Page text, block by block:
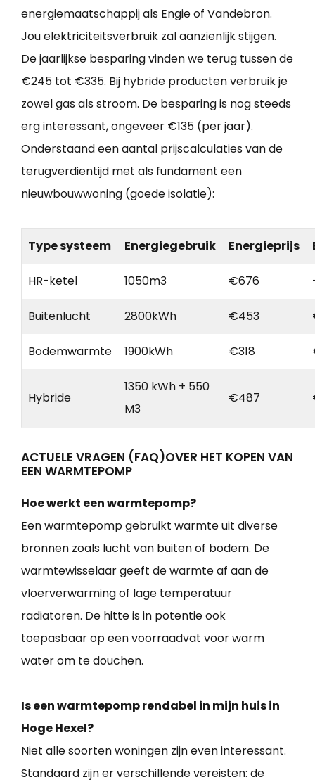
energiemaatschappij als Engie of Vandebron.
Jou elektriciteitsverbruik zal aanzienlijk stijgen.
De jaarlijkse besparing vinden we terug tussen de
€245 tot €335. Bij hybride producten verbruik je
zowel gas als stroom. De besparing is nog steeds
erg interessant, ongeveer €135 (per jaar).
Onderstaand een aantal prijscalculaties van de
terugverdientijd met als fundament een
nieuwbouwwoning (goede isolatie):
Type systeem Energiegebruik Energieprijs
HR-ketel 1050m3 €676
Buitenlucht 2800kWh €453
Bodemwarmte 1900kWh €318
Hybride
1350 kWh + 550
M3
€487
ACTUELE VRAGEN (FAQ)OVER HET KOPEN VAN
EEN WARMTEPOMP
Hoe werkt een warmtepomp?
Een warmtepomp gebruikt warmte uit diverse
bronnen zoals lucht van buiten of bodem. De
warmtewisselaar geeft de warmte af aan de
vloerverwarming of lage temperatuur
radiatoren. De hitte is in potentie ook
toepasbaar op een voorraadvat voor warm
water om te douchen.
Is een warmtepomp rendabel in mijn huis in
Hoge Hexel?
Niet alle soorten woningen zijn even interessant.
Standaard zijn er verschillende vereisten: de